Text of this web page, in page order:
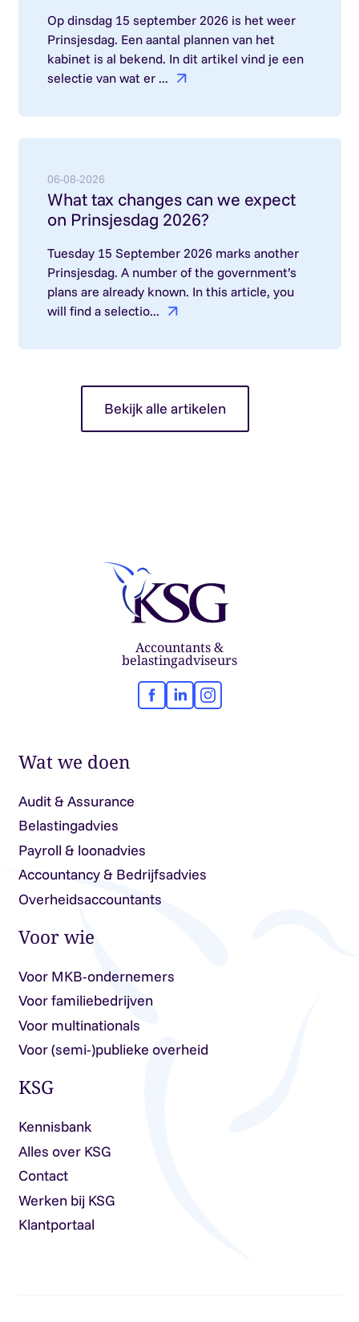
Op dinsdag 15 september 2026 is het weer
Prinsjesdag. Een aantal plannen van het
kabinet is al bekend. In dit artikel vind je een
selectie van wat er ...
Lees meer over: What tax changes can we
06-08-2026
What tax changes can we expect
on Prinsjesdag 2026?
Tuesday 15 September 2026 marks another
Prinsjesdag. A number of the government’s
plans are already known. In this article, you
will find a selectio...
Bekijk alle artikelen
Accountants &
belastingadviseurs
Facebook
LinkedInInstagram
Wat we doen
Audit & Assurance
Belastingadvies
Payroll & loonadvies
Accountancy & Bedrijfsadvies
Overheidsaccountants
Voor wie
Voor MKB-ondernemers
Voor familiebedrijven
Voor multinationals
Voor (semi-)publieke overheid
KSG
Kennisbank
Alles over KSG
Contact
Werken bij KSG
Klantportaal